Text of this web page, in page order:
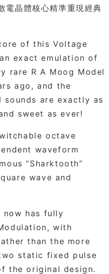
電晶體核心精準重現經典
of this Voltage
exact emulation of
rare R A Moog Model
ago, and the
sounds are exactly as
sweet as ever!
octave
waveform
“Sharktooth”
wave and
now has fully
with
than the more
static fixed pulse
the original design.